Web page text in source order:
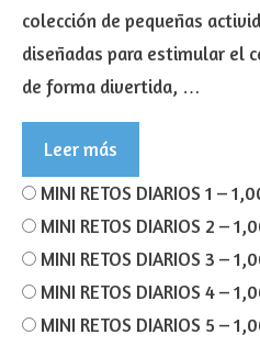
colección de pequeñas
diseñadas para estimular el
de forma divertida, …
Leer más
MINI RETOS DIARIOS 1 –
MINI RETOS DIARIOS 2 –
MINI RETOS DIARIOS 3 –
MINI RETOS DIARIOS 4–
MINI RETOS DIARIOS 5 –